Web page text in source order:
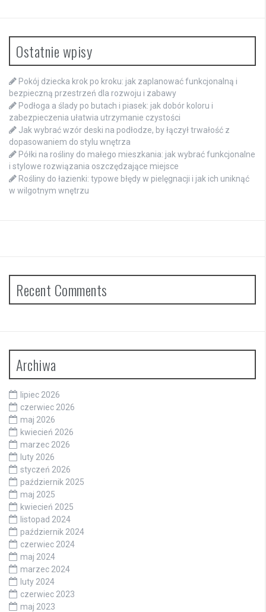
Ostatnie wpisy
Pokój dziecka krok po kroku: jak zaplanować funkcjonalną i
bezpieczną przestrzeń dla rozwoju i zabawy
Podłoga a ślady po butach i piasek: jak dobór koloru i
zabezpieczenia ułatwia utrzymanie czystości
Jak wybrać wzór deski na podłodze, by łączył trwałość z
dopasowaniem do stylu wnętrza
Półki na rośliny do małego mieszkania: jak wybrać funkcjonalne
i stylowe rozwiązania oszczędzające miejsce
Rośliny do łazienki: typowe błędy w pielęgnacji i jak ich uniknąć
w wilgotnym wnętrzu
Recent Comments
Archiwa
lipiec 2026
czerwiec 2026
maj 2026
kwiecień 2026
marzec 2026
luty 2026
styczeń 2026
październik 2025
maj 2025
kwiecień 2025
listopad 2024
październik 2024
czerwiec 2024
maj 2024
marzec 2024
luty 2024
czerwiec 2023
maj 2023